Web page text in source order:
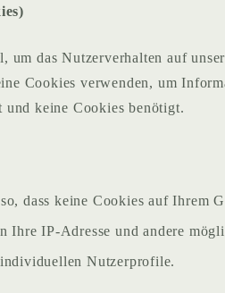
um das Nutzerverhalten auf
Cookies verwenden, um
und keine Cookies benötigt.
dass keine Cookies auf Ihrem
Ihre IP-Adresse und andere
Nutzerprofile.